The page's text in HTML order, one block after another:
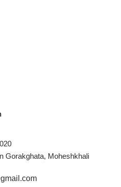
Gorakghata, Moheshkhali